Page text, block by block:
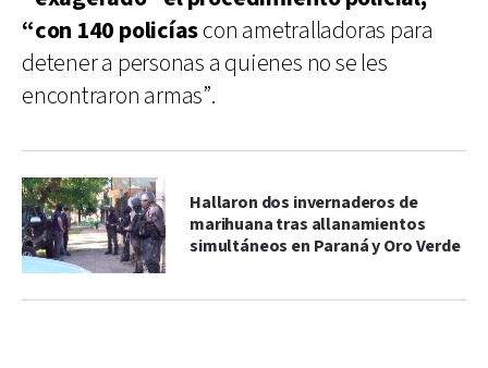
“con 140 policíascon ametralladoras para
detener a personas a quienes no se les
encontraron armas”.
Hallaron dos invernaderos de
marihuana tras allanamientos
simultáneos en Paraná y Oro Verde